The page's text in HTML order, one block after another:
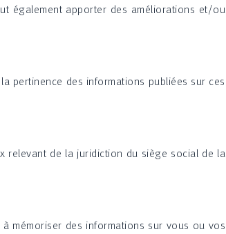
également apporter des améliorations et/ou
pertinence des informations publiées sur ces
relevant de la juridiction du siège social de la
mémoriser des informations sur vous ou vos